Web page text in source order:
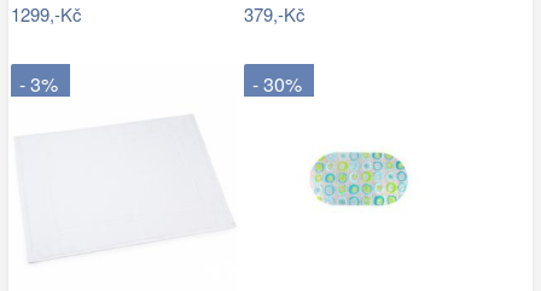
1299,-Kč 379,-Kč
- 3% - 30%